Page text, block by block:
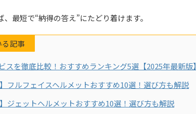
最短で“納得の答え”にたどり着けます。
る記事
スを徹底比較！おすすめランキング5選【2025年最新版】
】フルフェイスヘルメットおすすめ10選！選び方も解説
】ジェットヘルメットおすすめ10選！選び方も解説